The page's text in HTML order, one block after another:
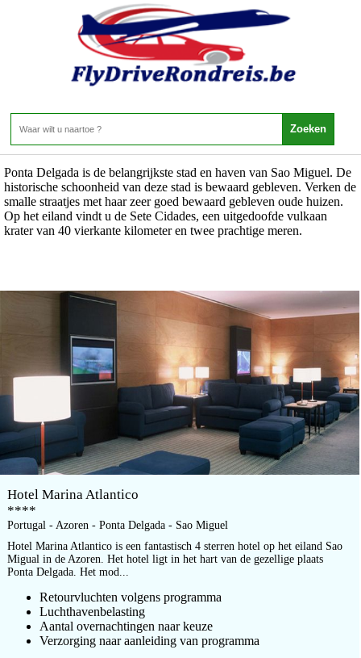
Portugal - Azoren - Ponta Delgada - Sao Miguel
Home>Portugal>Azoren>Ponta Delgada - Sao Miguel
Ponta Delgada - Sao Miguel
15 Aanbiedingen
Ponta Delgada is de belangrijkste stad en haven van Sao Miguel. De
historische schoonheid van deze stad is bewaard gebleven. Verken de
smalle straatjes met haar zeer goed bewaard gebleven oude huizen.
Op het eiland vindt u de Sete Cidades, een uitgedoofde vulkaan
krater van 40 vierkante kilometer en twee prachtige meren.
Hotel Marina Atlantico
****
Portugal - Azoren - Ponta Delgada - Sao Miguel
Hotel Marina Atlantico is een fantastisch 4 sterren hotel op het eiland Sao
Migual in de Azoren. Het hotel ligt in het hart van de gezellige plaats
Ponta Delgada. Het mod...
Retourvluchten volgens programma
Luchthavenbelasting
Aantal overnachtingen naar keuze
Verzorging naar aanleiding van programma